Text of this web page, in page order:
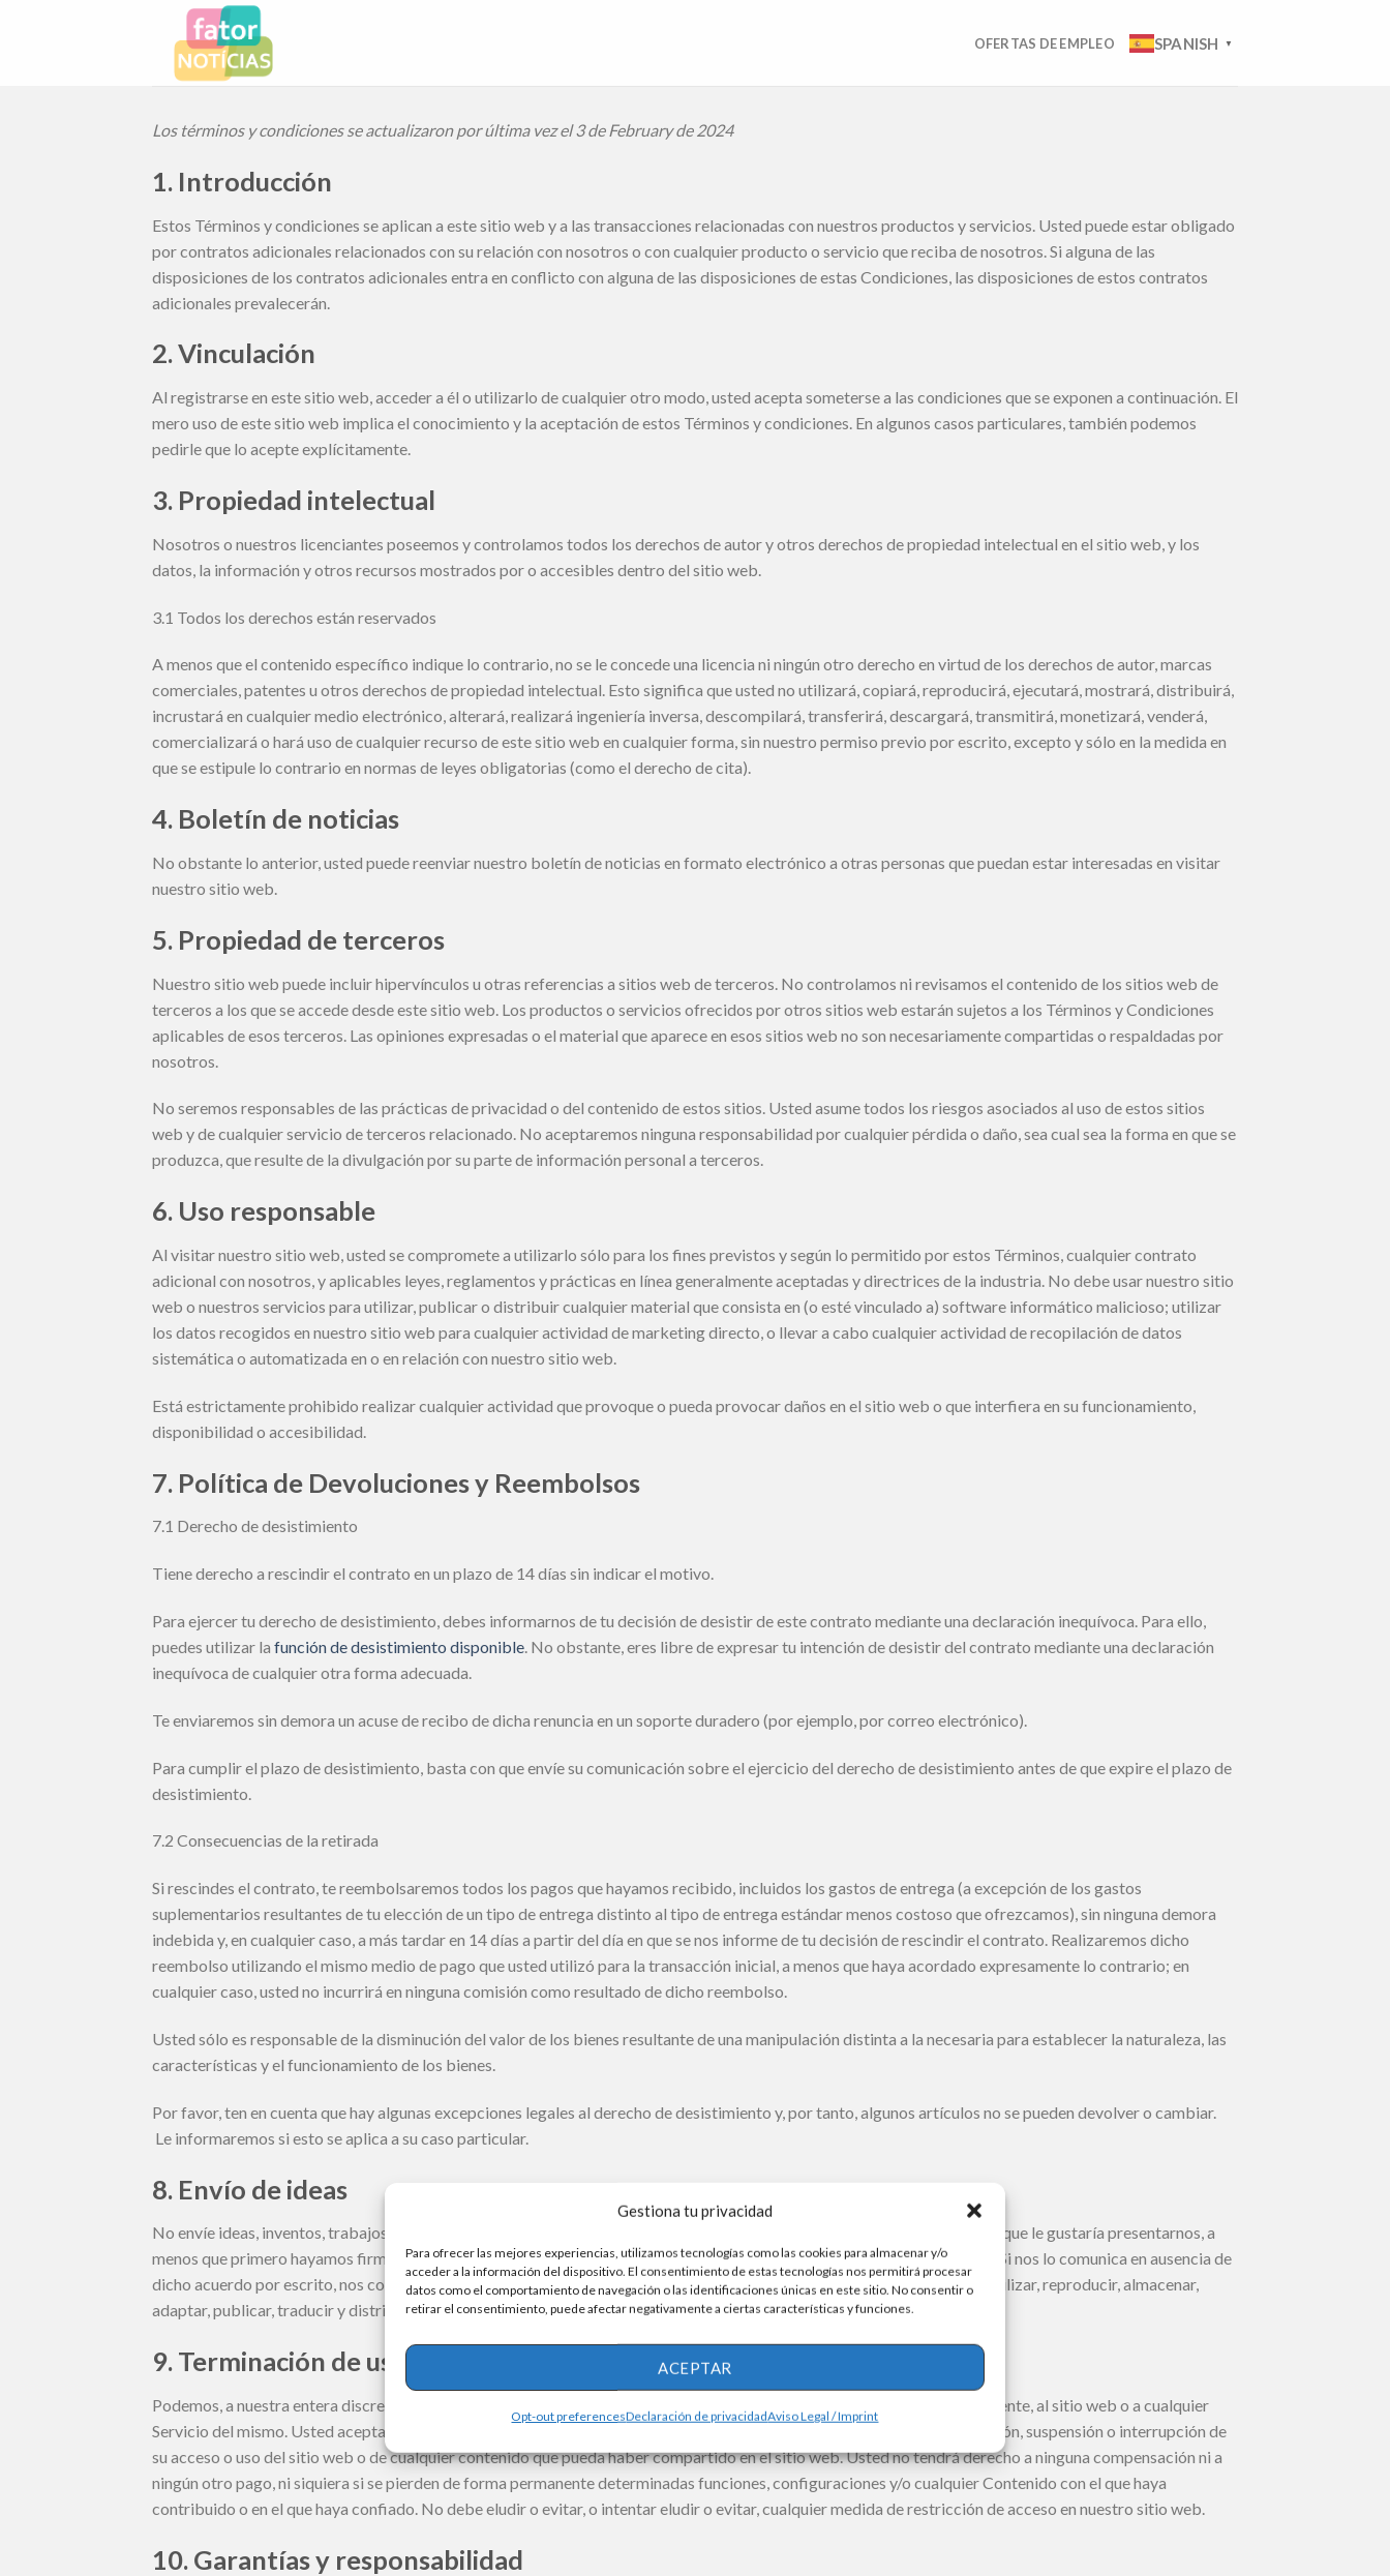
Gestiona tu privacidad
Para ofrecer las mejores experiencias, utilizamos tecnologías como las cookies para almacenar y/o
acceder a la información del dispositivo. El consentimiento de estas tecnologías nos permitirá procesar
datos como el comportamiento de navegación o las identificaciones únicas en este sitio. No consentir o
retirar el consentimiento, puede afectar negativamente a ciertas características y funciones.
ACEPTAR
Opt-out preferencesDeclaración de privacidadAviso Legal / Imprint
OFERTAS DE EMPLEO SPANISH ▼
Los términos y condiciones se actualizaron por última vez el 3 de February de 2024
1. Introducción
Estos Términos y condiciones se aplican a este sitio web y a las transacciones relacionadas con nuestros productos y servicios. Usted puede estar obligado
por contratos adicionales relacionados con su relación con nosotros o con cualquier producto o servicio que reciba de nosotros. Si alguna de las
disposiciones de los contratos adicionales entra en conflicto con alguna de las disposiciones de estas Condiciones, las disposiciones de estos contratos
adicionales prevalecerán.
2. Vinculación
Al registrarse en este sitio web, acceder a él o utilizarlo de cualquier otro modo, usted acepta someterse a las condiciones que se exponen a continuación. El
mero uso de este sitio web implica el conocimiento y la aceptación de estos Términos y condiciones. En algunos casos particulares, también podemos
pedirle que lo acepte explícitamente.
3. Propiedad intelectual
Nosotros o nuestros licenciantes poseemos y controlamos todos los derechos de autor y otros derechos de propiedad intelectual en el sitio web, y los
datos, la información y otros recursos mostrados por o accesibles dentro del sitio web.
3.1 Todos los derechos están reservados
A menos que el contenido específico indique lo contrario, no se le concede una licencia ni ningún otro derecho en virtud de los derechos de autor, marcas
comerciales, patentes u otros derechos de propiedad intelectual. Esto significa que usted no utilizará, copiará, reproducirá, ejecutará, mostrará, distribuirá,
incrustará en cualquier medio electrónico, alterará, realizará ingeniería inversa, descompilará, transferirá, descargará, transmitirá, monetizará, venderá,
comercializará o hará uso de cualquier recurso de este sitio web en cualquier forma, sin nuestro permiso previo por escrito, excepto y sólo en la medida en
que se estipule lo contrario en normas de leyes obligatorias (como el derecho de cita).
4. Boletín de noticias
No obstante lo anterior, usted puede reenviar nuestro boletín de noticias en formato electrónico a otras personas que puedan estar interesadas en visitar
nuestro sitio web.
5. Propiedad de terceros
Nuestro sitio web puede incluir hipervínculos u otras referencias a sitios web de terceros. No controlamos ni revisamos el contenido de los sitios web de
terceros a los que se accede desde este sitio web. Los productos o servicios ofrecidos por otros sitios web estarán sujetos a los Términos y Condiciones
aplicables de esos terceros. Las opiniones expresadas o el material que aparece en esos sitios web no son necesariamente compartidas o respaldadas por
nosotros.
No seremos responsables de las prácticas de privacidad o del contenido de estos sitios. Usted asume todos los riesgos asociados al uso de estos sitios
web y de cualquier servicio de terceros relacionado. No aceptaremos ninguna responsabilidad por cualquier pérdida o daño, sea cual sea la forma en que se
produzca, que resulte de la divulgación por su parte de información personal a terceros.
6. Uso responsable
Al visitar nuestro sitio web, usted se compromete a utilizarlo sólo para los fines previstos y según lo permitido por estos Términos, cualquier contrato
adicional con nosotros, y aplicables leyes, reglamentos y prácticas en línea generalmente aceptadas y directrices de la industria. No debe usar nuestro sitio
web o nuestros servicios para utilizar, publicar o distribuir cualquier material que consista en (o esté vinculado a) software informático malicioso; utilizar
los datos recogidos en nuestro sitio web para cualquier actividad de marketing directo, o llevar a cabo cualquier actividad de recopilación de datos
sistemática o automatizada en o en relación con nuestro sitio web.
Está estrictamente prohibido realizar cualquier actividad que provoque o pueda provocar daños en el sitio web o que interfiera en su funcionamiento,
disponibilidad o accesibilidad.
7. Política de Devoluciones y Reembolsos
7.1 Derecho de desistimiento
Tiene derecho a rescindir el contrato en un plazo de 14 días sin indicar el motivo.
Para ejercer tu derecho de desistimiento, debes informarnos de tu decisión de desistir de este contrato mediante una declaración inequívoca. Para ello,
puedes utilizar la función de desistimiento disponible. No obstante, eres libre de expresar tu intención de desistir del contrato mediante una declaración
inequívoca de cualquier otra forma adecuada.
Te enviaremos sin demora un acuse de recibo de dicha renuncia en un soporte duradero (por ejemplo, por correo electrónico).
Para cumplir el plazo de desistimiento, basta con que envíe su comunicación sobre el ejercicio del derecho de desistimiento antes de que expire el plazo de
desistimiento.
7.2 Consecuencias de la retirada
Si rescindes el contrato, te reembolsaremos todos los pagos que hayamos recibido, incluidos los gastos de entrega (a excepción de los gastos
suplementarios resultantes de tu elección de un tipo de entrega distinto al tipo de entrega estándar menos costoso que ofrezcamos), sin ninguna demora
indebida y, en cualquier caso, a más tardar en 14 días a partir del día en que se nos informe de tu decisión de rescindir el contrato. Realizaremos dicho
reembolso utilizando el mismo medio de pago que usted utilizó para la transacción inicial, a menos que haya acordado expresamente lo contrario; en
cualquier caso, usted no incurrirá en ninguna comisión como resultado de dicho reembolso.
Usted sólo es responsable de la disminución del valor de los bienes resultante de una manipulación distinta a la necesaria para establecer la naturaleza, las
características y el funcionamiento de los bienes.
Por favor, ten en cuenta que hay algunas excepciones legales al derecho de desistimiento y, por tanto, algunos artículos no se pueden devolver o cambiar.
Le informaremos si esto se aplica a su caso particular.
8. Envío de ideas
No envíe ideas, inventos, trabajos de autoría u otra información que pueda considerarse su propia propiedad intelectual y que le gustaría presentarnos, a
menos que primero hayamos firmado un acuerdo con respecto a la propiedad intelectual o un acuerdo de no divulgación. Si nos lo comunica en ausencia de
dicho acuerdo por escrito, nos concede una licencia mundial, irrevocable, no exclusiva y libre de derechos de autor para utilizar, reproducir, almacenar,
adaptar, publicar, traducir y distribuir su contenido en cualquier medio existente o futuro.
9. Terminación de uso
Podemos, a nuestra entera discreción, modificar o interrumpir en cualquier momento el acceso, temporal o permanentemente, al sitio web o a cualquier
Servicio del mismo. Usted acepta que no seremos responsables ante usted ni ante ningún tercero por cualquier modificación, suspensión o interrupción de
su acceso o uso del sitio web o de cualquier contenido que pueda haber compartido en el sitio web. Usted no tendrá derecho a ninguna compensación ni a
ningún otro pago, ni siquiera si se pierden de forma permanente determinadas funciones, configuraciones y/o cualquier Contenido con el que haya
contribuido o en el que haya confiado. No debe eludir o evitar, o intentar eludir o evitar, cualquier medida de restricción de acceso en nuestro sitio web.
10. Garantías y responsabilidad